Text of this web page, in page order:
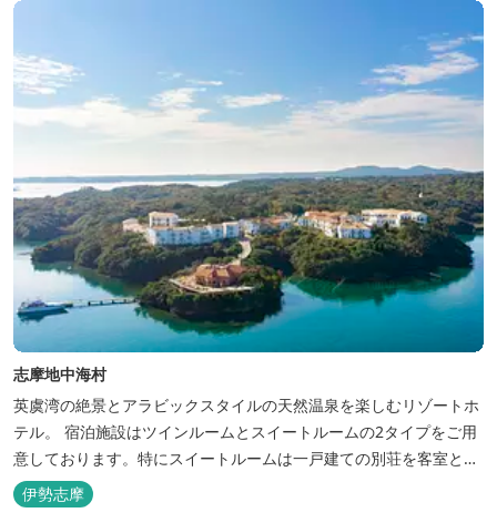
志摩地中海村
英虞湾の絶景とアラビックスタイルの天然温泉を楽しむリゾートホ
テル。 宿泊施設はツインルームとスイートルームの2タイプをご用
意しております。特にスイートルームは一戸建ての別荘を客室とし
てリニューアル♪120平米の驚きの広さとこだわりの調度品が自慢
です！ スペイン１ツ星レストランと提携したレストランでのお食事
伊勢志摩